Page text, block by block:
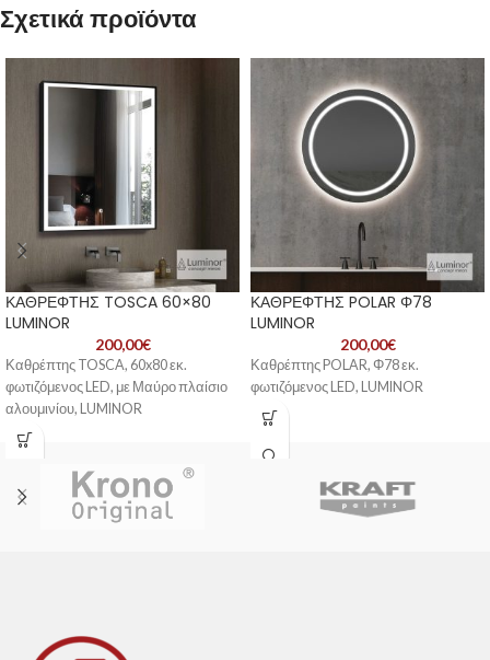
Σχετικά προϊόντα
ΚΑΘΡΕΦΤΗΣ TOSCA 60×80
LUMINOR
200,00€
Καθρέπτης TOSCA, 60x80 εκ.
φωτιζόμενος LED, με Μαύρο πλαίσιο
αλουμινίου, LUMINOR
ΚΑΘΡΕΦΤΗΣ POLAR Φ78
LUMINOR
200,00€
Καθρέπτης POLAR, Φ78 εκ.
φωτιζόμενος LED, LUMINOR